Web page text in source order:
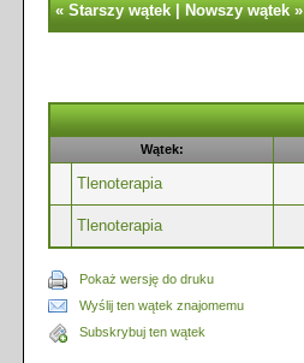
«Starszy wątek|Nowszy wątek»
Wątek:
Tlenoterapia
Tlenoterapia
Pokaż wersję do druku
Wyślij ten wątek znajomemu
Subskrybuj ten wątek